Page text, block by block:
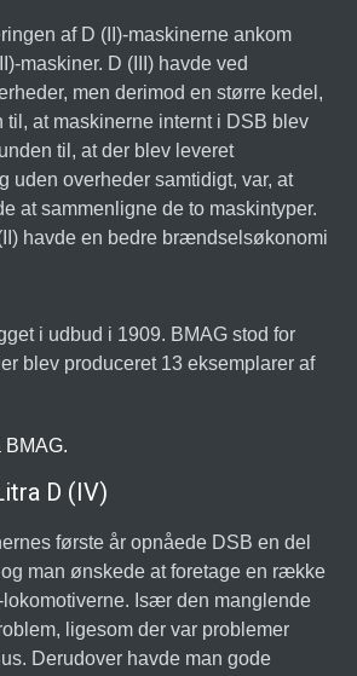
af D (II)-maskinerne ankom
maskiner. D (III) havde ved
men derimod en større kedel,
til, at maskinerne internt i DSB blev
til, at der blev leveret
uden overheder samtidigt, var, at
at sammenligne de to maskintyper.
havde en bedre brændselsøkonomi
i udbud i 1909. BMAG stod for
blev produceret 13 eksemplarer af
BMAG.
D (IV)
første år opnåede DSB en del
man ønskede at foretage en række
Især den manglende
ligesom der var problemer
Derudover havde man gode